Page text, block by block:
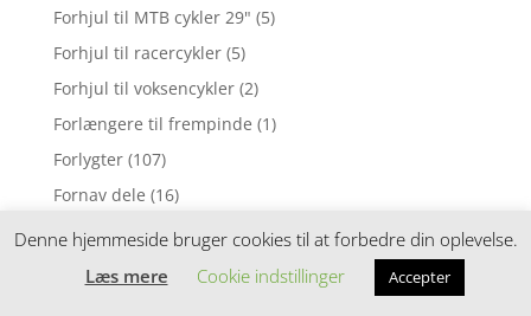
Forhjul til MTB cykler 29" (5)
Forhjul til racercykler (5)
Forhjul til voksencykler (2)
Forlængere til frempinde (1)
Forlygter (107)
Fornav dele (16)
Fornav til MTB cykler
Fornav til racercykler
(1)
Denne hjemmeside bruger cookies til at forbedre din oplevelse.
Læs mere
Cookie indstillinger Accepter